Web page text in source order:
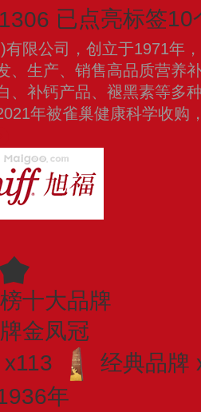
已点亮标签10
有限公司，创立于1971年
、生产、销售高品质营养
、补钙产品、褪黑素等多
年被雀巢健康科学收购
十大品牌
金凤冠
经典品牌
年